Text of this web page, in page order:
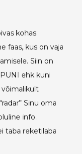
kohas
faas, kus on vaja
Siin on
ehk kuni
võimalikult
Sinu oma
info.
taba reketilaba